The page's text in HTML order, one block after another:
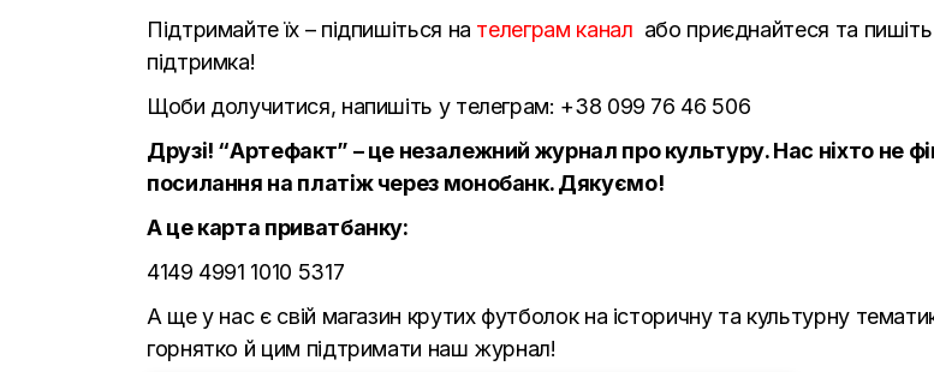
Підтримайте їх – підпишіться на телеграм канал або приєднайтеся та
підтримка!
Щоби долучитися, напишіть у телеграм: +38 099 76 46 506
Друзі! “Артефакт” – це незалежний журнал про культуру. Нас ніхто не
посилання на платіж через монобанк. Дякуємо!
А це карта приватбанку:
4149 4991 1010 5317
А ще у нас є свій магазин крутих футболок на історичну та культурну
горнятко й цим підтримати наш журнал!